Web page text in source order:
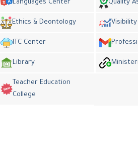
Languages Center Quality
Ethics & Deontology Visibility
ITC Center
Library
Teacher Education
College